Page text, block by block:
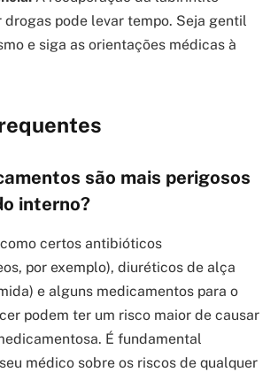
drogas pode levar tempo. Seja gentil
e siga as orientações médicas à
são mais perigosos
interno?
certos antibióticos
por exemplo), diuréticos de alça
e alguns medicamentos para o
podem ter um risco maior de causar
É fundamental
médico sobre os riscos de qualquer